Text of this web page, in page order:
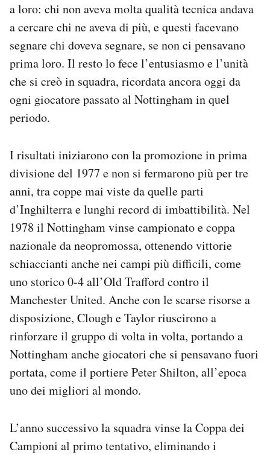
a loro: chi non aveva molta qualità tecnica andava
a cercare chi ne aveva di più, e questi facevano
segnare chi doveva segnare, se non ci pensavano
prima loro. Il resto lo fece l’entusiasmo e l’unità
che si creò in squadra, ricordata ancora oggi da
ogni giocatore passato al Nottingham in quel
periodo.
I risultati iniziarono con la promozione in prima
divisione del 1977 e non si fermarono più per tre
anni, tra coppe mai viste da quelle parti
d’Inghilterra e lunghi record di imbattibilità. Nel
1978 il Nottingham vinse campionato e coppa
nazionale da neopromossa, ottenendo vittorie
schiaccianti anche nei campi più difficili, come
uno storico 0-4 all’Old Trafford contro il
Manchester United. Anche con le scarse risorse a
disposizione, Clough e Taylor riuscirono a
rinforzare il gruppo di volta in volta, portando a
Nottingham anche giocatori che si pensavano fuori
portata, come il portiere Peter Shilton, all’epoca
uno dei migliori al mondo.
L’anno successivo la squadra vinse la Coppa dei
Campioni al primo tentativo, eliminando i